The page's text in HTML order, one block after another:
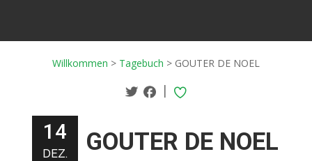
Willkommen > Tagebuch > GOUTER DE NOEL
|
14
DEZ. GOUTER DE NOEL